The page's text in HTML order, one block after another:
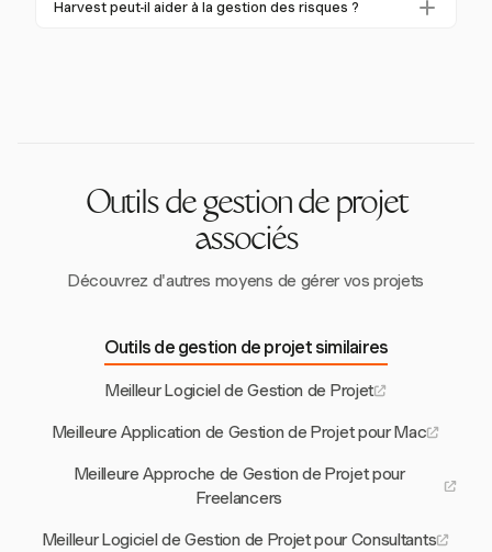
aide à atténuer ces problèmes en offrant des outils
Harvest peut-il aider à la gestion des risques ?
Outils de gestion de projet
associés
Découvrez d'autres moyens de gérer vos projets
Outils de gestion de projet similaires
Meilleur Logiciel de Gestion de Projet
Meilleure Application de Gestion de Projet pour Mac
Meilleure Approche de Gestion de Projet pour
Freelancers
Meilleur Logiciel de Gestion de Projet pour Consultants